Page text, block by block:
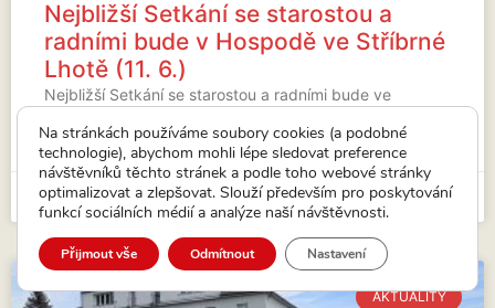
Nejbližší Setkání se starostou a
radními bude v Hospodě ve Stříbrné
Lhotě (11. 6.)
Nejbližší Setkání se starostou a radními bude ve
VÍCE...
15. 5. 2026
AKTUALITY
Na stránkách používáme soubory cookies (a podobné
technologie), abychom mohli lépe sledovat preference
návštěvníků těchto stránek a podle toho webové stránky
optimalizovat a zlepšovat. Slouží především pro poskytování
funkcí sociálních médií a analýze naší návštěvnosti.
Přijmout vše Odmítnout Nastavení